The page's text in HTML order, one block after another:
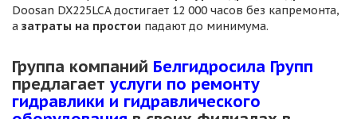
Doosan DX225LCA достигает 12 000 часов без капремонта,
а затраты на простои падают до минимума.
Группа компаний Белгидросила Групп
предлагает услуги по ремонту
гидравлики и гидравлического